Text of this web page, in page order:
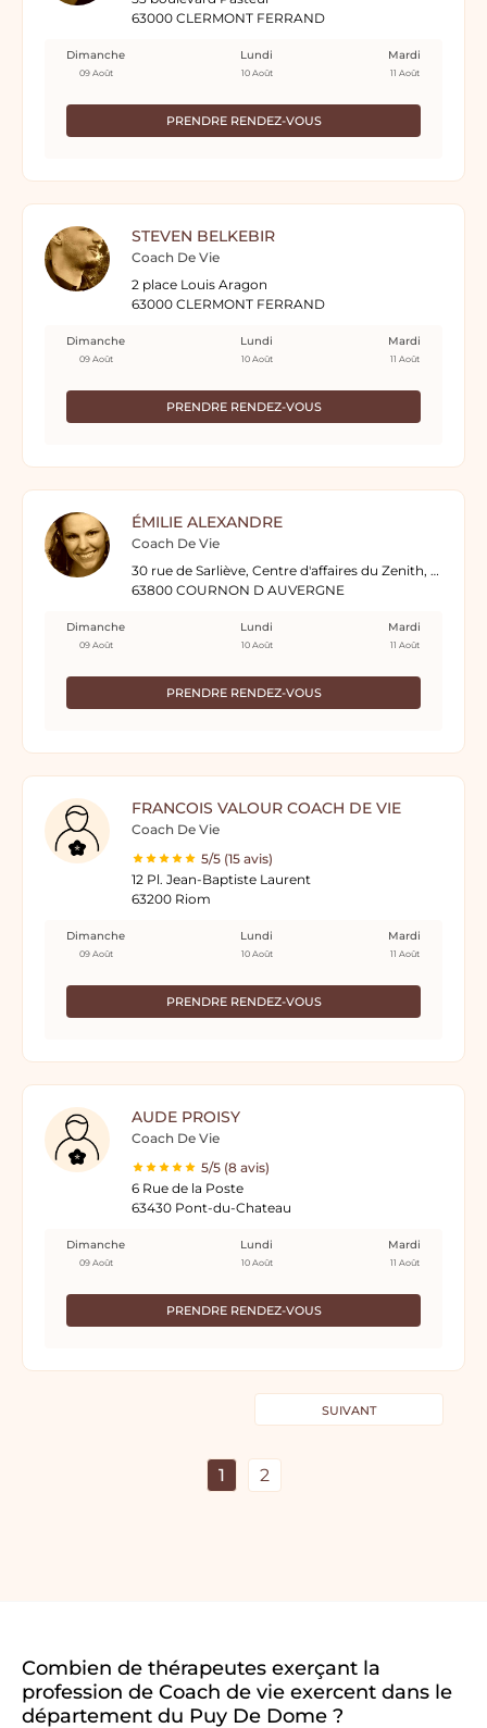
63000 CLERMONT FERRAND
PRENDRE RENDEZ-VOUS
Dimanche
09 Août
Lundi
10 Août
Mardi
11 Août
STEVEN BELKEBIR
Coach De Vie
2 place Louis Aragon
63000 CLERMONT FERRAND
PRENDRE RENDEZ-VOUS
Dimanche
09 Août
Lundi
10 Août
Mardi
11 Août
ÉMILIE ALEXANDRE
Coach De Vie
30 rue de Sarliève, Centre d'affaires du Zenith, 2ème étage
63800 COURNON D AUVERGNE
PRENDRE RENDEZ-VOUS
Dimanche
09 Août
Lundi
10 Août
Mardi
11 Août
FRANCOIS VALOUR COACH DE VIE
Coach De Vie
5/5 (15 avis)
12 Pl. Jean-Baptiste Laurent
63200 Riom
PRENDRE RENDEZ-VOUS
Dimanche
09 Août
Lundi
10 Août
Mardi
11 Août
AUDE PROISY
Coach De Vie
5/5 (8 avis)
6 Rue de la Poste
63430 Pont-du-Chateau
PRENDRE RENDEZ-VOUS
Dimanche
09 Août
Lundi
10 Août
Mardi
11 Août
SUIVANT
1 2
Combien de thérapeutes exerçant la
profession de Coach de vie exercent dans le
département du Puy De Dome ?